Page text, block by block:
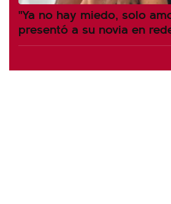
"Ya no hay miedo, solo
presentó a su novia en